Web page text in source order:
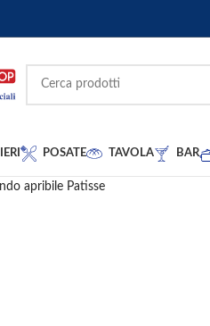
POSATE TAVOLA BAR
apribile Patisse